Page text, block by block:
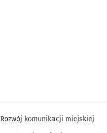
Rozwój komunikacji miejskiej